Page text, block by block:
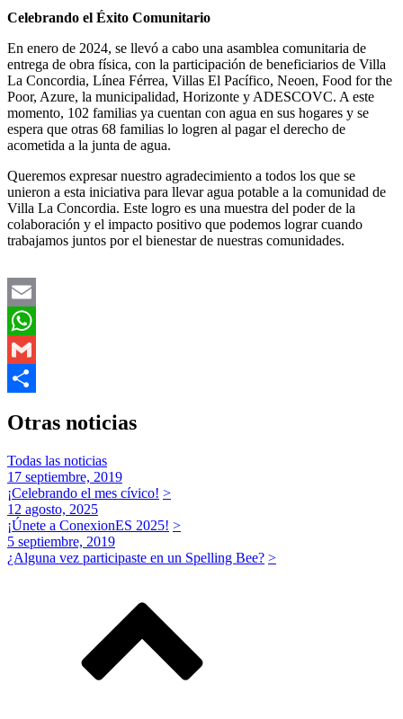
Celebrando el Éxito Comunitario
En enero de 2024, se llevó a cabo una asamblea comunitaria de
entrega de obra física, con la participación de beneficiarios de Villa
La Concordia, Línea Férrea, Villas El Pacífico, Neoen, Food for the
Poor, Azure, la municipalidad, Horizonte y ADESCOVC. A este
momento, 102 familias ya cuentan con agua en sus hogares y se
espera que otras 68 familias lo logren al pagar el derecho de
acometida a la junta de agua.
Queremos expresar nuestro agradecimiento a todos los que se
unieron a esta iniciativa para llevar agua potable a la comunidad de
Villa La Concordia. Este logro es una muestra del poder de la
colaboración y el impacto positivo que podemos lograr cuando
trabajamos juntos por el bienestar de nuestras comunidades.
Email
WhatsApp
Gmail
Otras noticias
Todas las noticias
17 septiembre, 2019
¡Celebrando el mes cívico! >
12 agosto, 2025
¡Únete a ConexionES 2025! >
5 septiembre, 2019
¿Alguna vez participaste en un Spelling Bee? >